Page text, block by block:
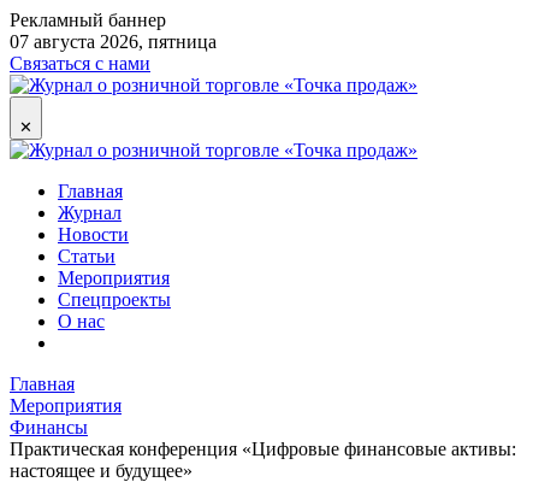
Рекламный баннер
07 августа 2026, пятница
Связаться с нами
✕
Главная
Журнал
Новости
Статьи
Мероприятия
Спецпроекты
О нас
Главная
Мероприятия
Финансы
Практическая конференция «Цифровые финансовые активы:
настоящее и будущее»